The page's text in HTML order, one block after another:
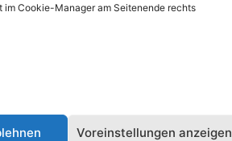
im Cookie-Manager am Seitenende rechts
Voreinstellungen anzeigen